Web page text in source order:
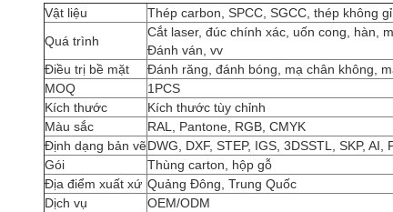
Vật liệu
Thép carbon, SPCC, SGCC, thép không
Quá trình
Cắt laser, đúc chính xác, uốn cong, hàn,
Đánh ván, vv
Điều trị bề mặt
Đánh răng, đánh bóng, mạ chân không,
MOQ
1PCS
Kích thước
Kích thước tùy chỉnh
Màu sắc
RAL, Pantone, RGB, CMYK
Định dạng bản vẽDWG, DXF, STEP, IGS, 3DSSTL, SKP, AI,
Gói
Thùng carton, hộp gỗ
Địa điểm xuất xứ Quảng Đông, Trung Quốc
Dịch vụ
OEM/ODM